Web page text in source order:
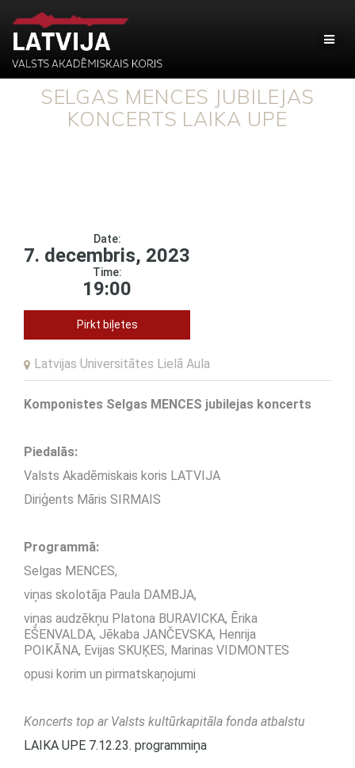
SELGAS MENCES JUBILEJAS
KONCERTS LAIKA UPE
Date:
7. decembris, 2023
Time:
19:00
Pirkt biļetes
Latvijas Universitātes Lielā Aula
Komponistes Selgas MENCES jubilejas koncerts
Piedalās:
Valsts Akadēmiskais koris LATVIJA
Diriģents Māris SIRMAIS
Programmā:
Selgas MENCES,
viņas skolotāja Paula DAMBJA,
viņas audzēkņu Platona BURAVICKA, Ērika
EŠENVALDA, Jēkaba JANČEVSKA, Henrija
POIKĀNA, Evijas SKUĶES, Marinas VIDMONTES
opusi korim un pirmatskaņojumi
Koncerts top ar Valsts kultūrkapitāla fonda atbalstu
LAIKA UPE 7.12.23. programmiņa